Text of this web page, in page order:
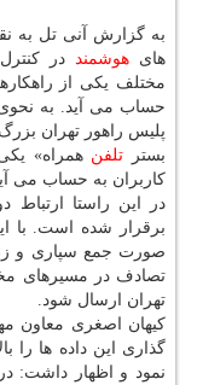
به گزارش آنی تل به
های هوشمند
در
مختلف یكی از
حساب می آید. به
پلیس راهور تهران
بستر تلفن همراه»
كاربران به حساب می
در این راستا
برقرار شده است. با
صورت جمع سپاری و
تصادف در مسیرهای
تهران ارسال شود.
كیهان اصغری معاون
گذاری این داده ها را
نمود و اظهار داشت: